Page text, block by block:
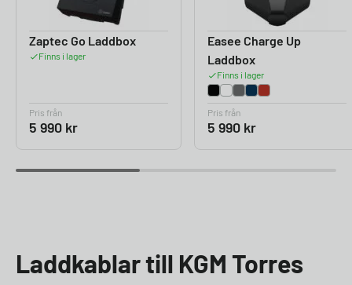
Zaptec Go Laddbox
Finns i lager
Pris från
5 990 kr
Easee Charge Up
Laddbox
Finns i lager
Pris från
5 990 kr
Laddkablar till KGM Torres